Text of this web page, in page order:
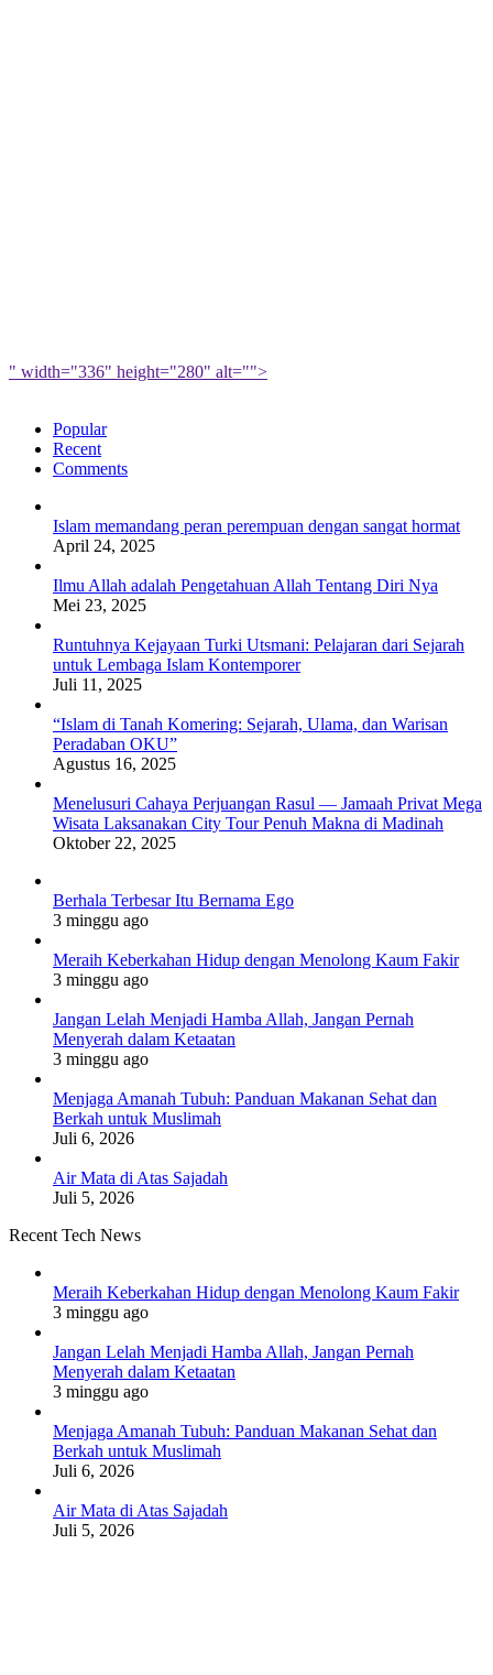
" width="336" height="280" alt="">
Popular
Recent
Comments
Islam memandang peran perempuan dengan sangat hormat
April 24, 2025
Ilmu Allah adalah Pengetahuan Allah Tentang Diri Nya
Mei 23, 2025
Runtuhnya Kejayaan Turki Utsmani: Pelajaran dari Sejarah
untuk Lembaga Islam Kontemporer
Juli 11, 2025
“Islam di Tanah Komering: Sejarah, Ulama, dan Warisan
Peradaban OKU”
Agustus 16, 2025
Menelusuri Cahaya Perjuangan Rasul — Jamaah Privat Mega
Wisata Laksanakan City Tour Penuh Makna di Madinah
Oktober 22, 2025
Berhala Terbesar Itu Bernama Ego
3 minggu ago
Meraih Keberkahan Hidup dengan Menolong Kaum Fakir
3 minggu ago
Jangan Lelah Menjadi Hamba Allah, Jangan Pernah
Menyerah dalam Ketaatan
3 minggu ago
Menjaga Amanah Tubuh: Panduan Makanan Sehat dan
Berkah untuk Muslimah
Juli 6, 2026
Air Mata di Atas Sajadah
Juli 5, 2026
Recent Tech News
Meraih Keberkahan Hidup dengan Menolong Kaum Fakir
3 minggu ago
Jangan Lelah Menjadi Hamba Allah, Jangan Pernah
Menyerah dalam Ketaatan
3 minggu ago
Menjaga Amanah Tubuh: Panduan Makanan Sehat dan
Berkah untuk Muslimah
Juli 6, 2026
Air Mata di Atas Sajadah
Juli 5, 2026